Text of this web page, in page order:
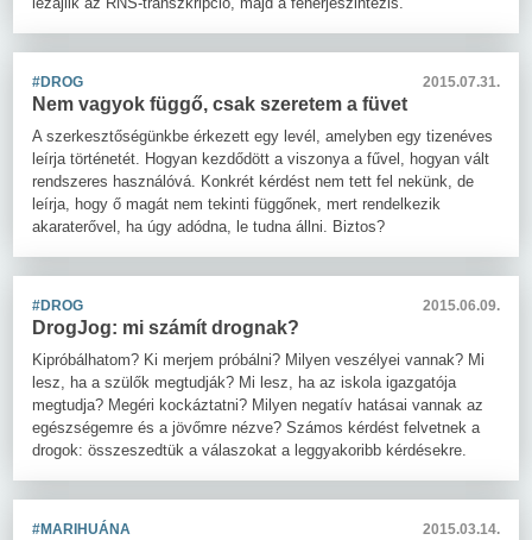
#DROG 2015.07.31.
Nem vagyok függő, csak szeretem a füvet
A szerkesztőségünkbe érkezett egy levél, amelyben egy tizenéves
leírja történetét. Hogyan kezdődött a viszonya a fűvel, hogyan vált
rendszeres használóvá. Konkrét kérdést nem tett fel nekünk, de
leírja, hogy ő magát nem tekinti függőnek, mert rendelkezik
akaraterővel, ha úgy adódna, le tudna állni. Biztos?
#DROG 2015.06.09.
DrogJog: mi számít drognak?
Kipróbálhatom? Ki merjem próbálni? Milyen veszélyei vannak? Mi
lesz, ha a szülők megtudják? Mi lesz, ha az iskola igazgatója
megtudja? Megéri kockáztatni? Milyen negatív hatásai vannak az
egészségemre és a jövőmre nézve? Számos kérdést felvetnek a
drogok: összeszedtük a válaszokat a leggyakoribb kérdésekre.
#MARIHUÁNA 2015.03.14.